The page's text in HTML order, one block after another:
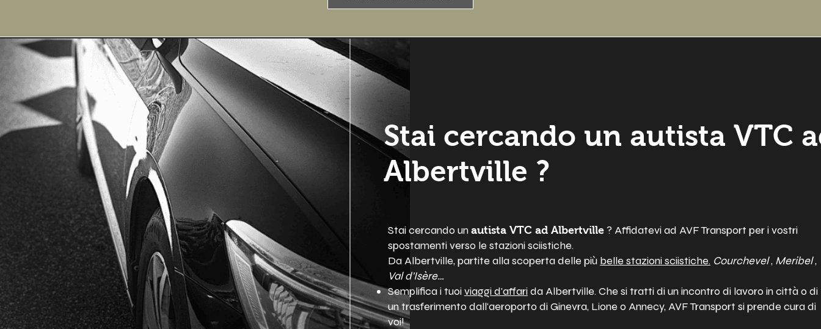
Stai cercando un autista VTC
Albertville ?
Stai cercando un autista VTC ad Albertville? Affidatevi ad AVF Transport per i vostri
spostamenti verso le stazioni sciistiche.
Da Albertville, partite alla scoperta delle più belle stazioni sciistiche. Courchevel, Meribel,
Val d'Isère…
Semplifica i tuoiviaggi d'affarida Albertville. Che si tratti di un incontro di lavoro in città o di
un trasferimento dall'aeroporto di Ginevra, Lione o Annecy, AVF Transport si prende cura di
voi!